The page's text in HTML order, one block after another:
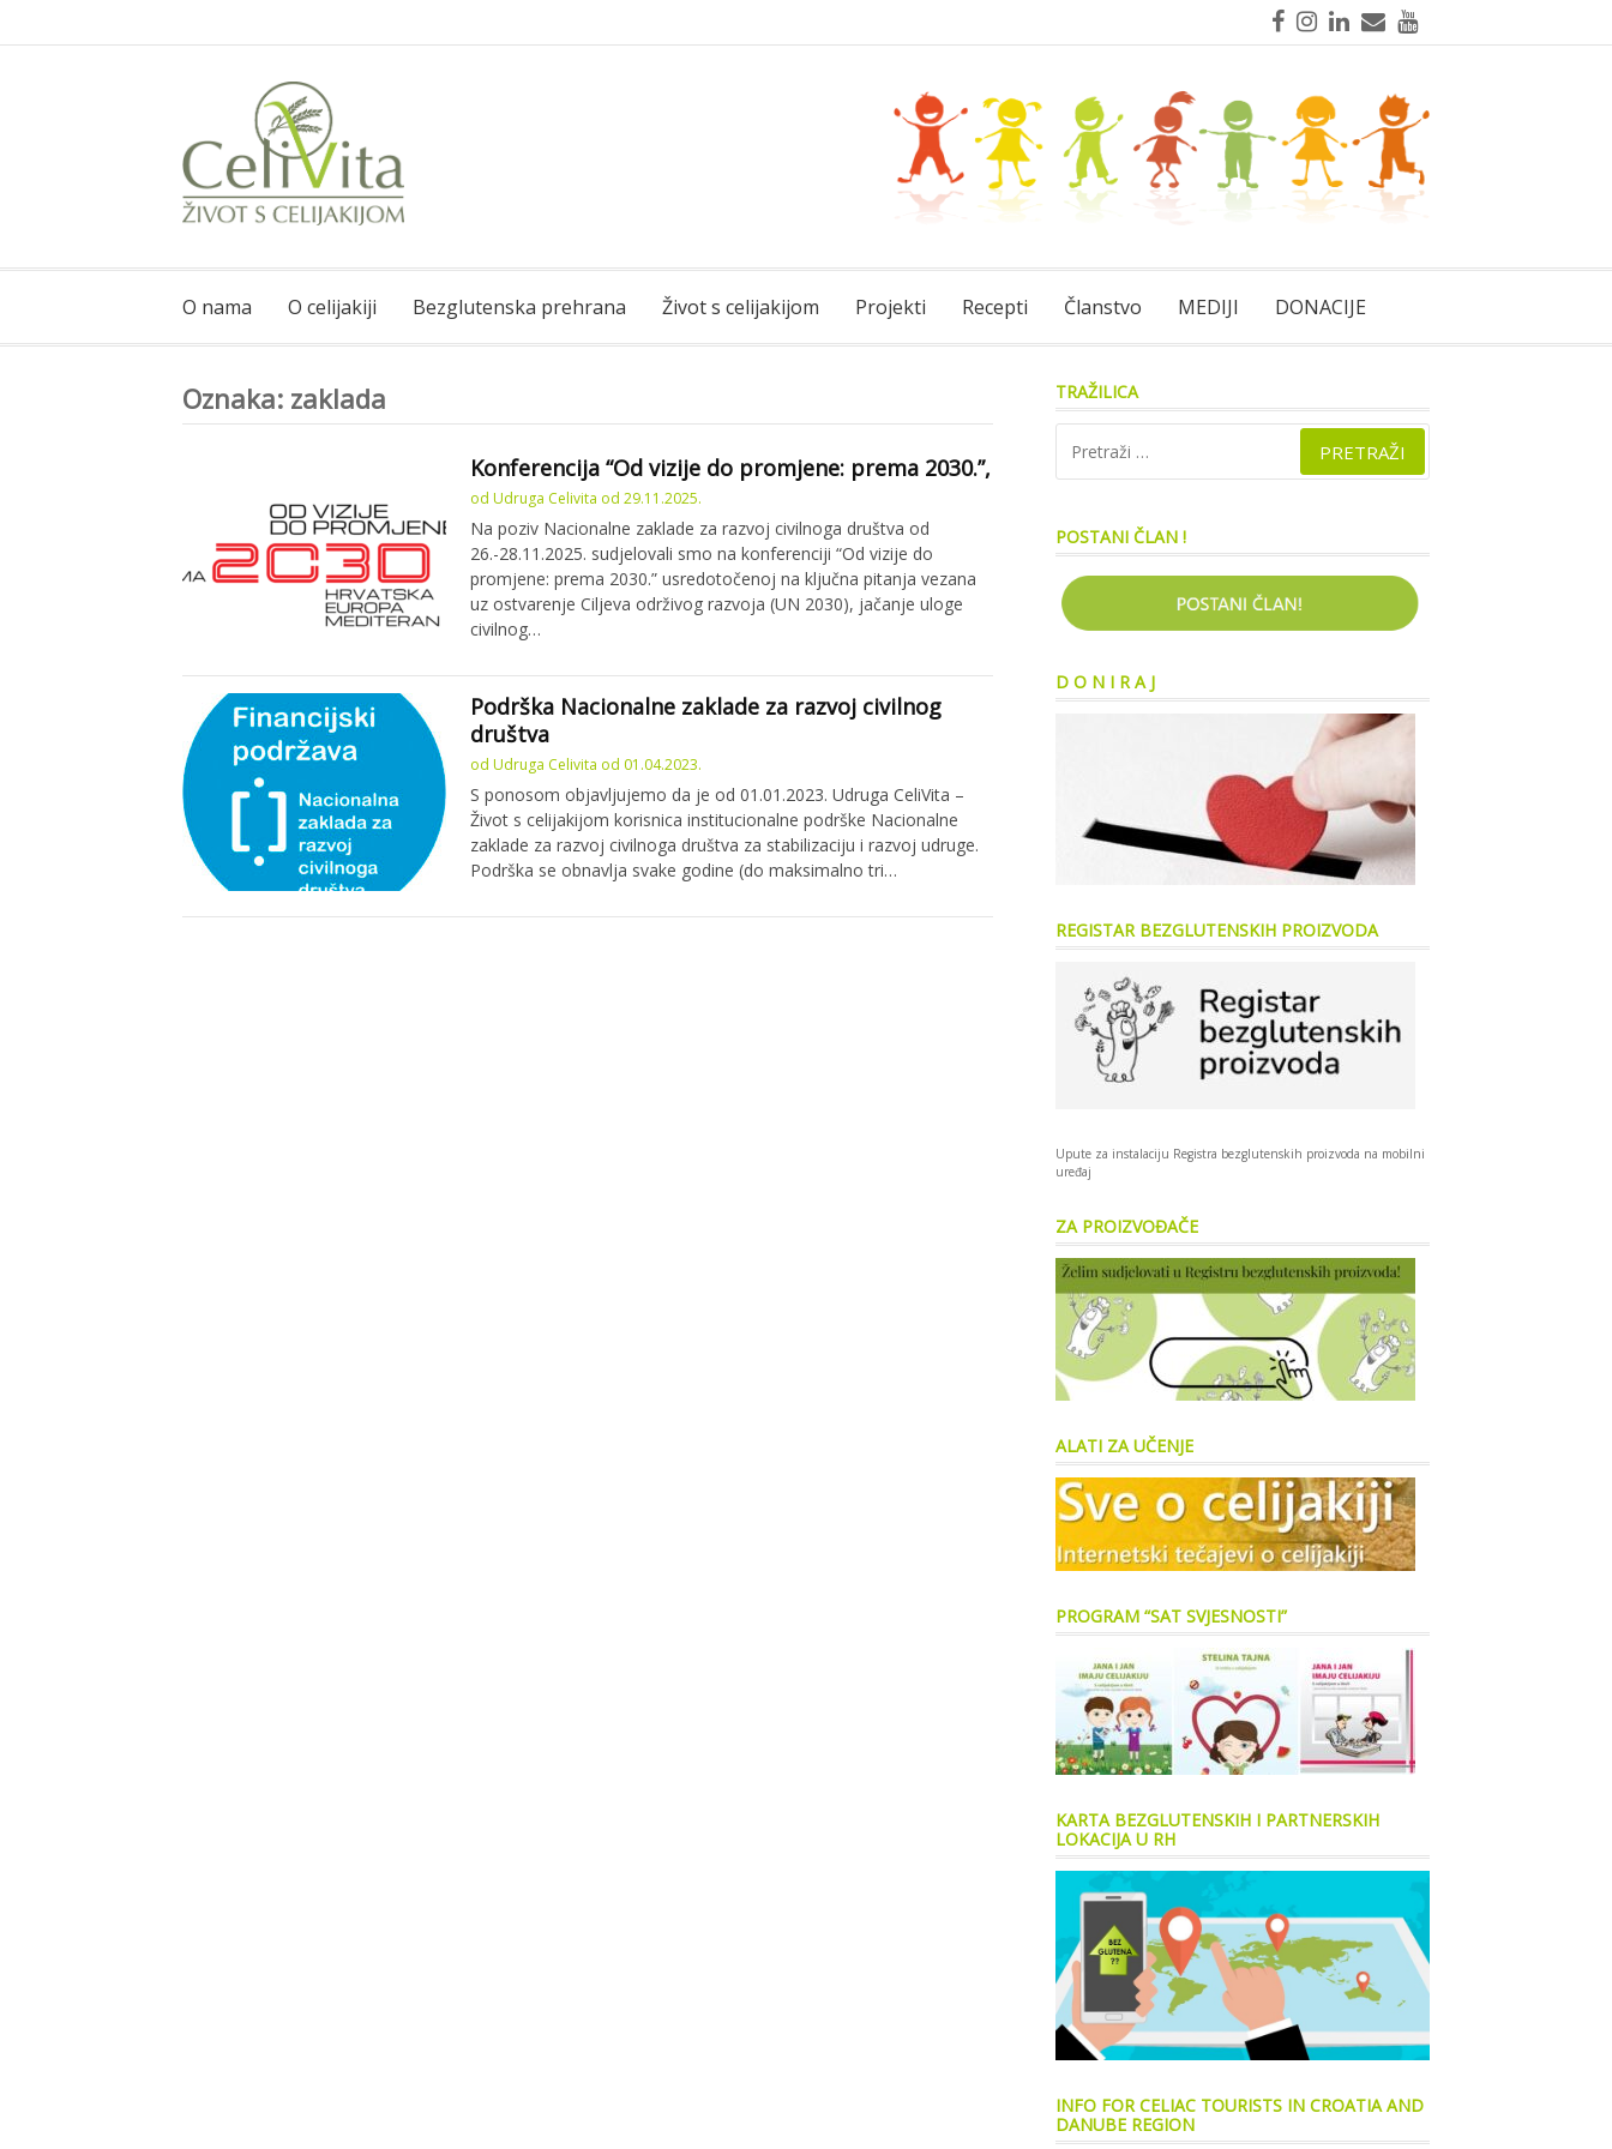
FacebookInstagram
LinkedIn
MailYouTube
O nama O celijakiji Bezglutenska prehrana Život s celijakijom Projekti Recepti Članstvo MEDIJI DONACIJE
Oznaka: zaklada
Konferencija “Od vizije do promjene: prema 2030.”,
od Udruga Celivita od 29.11.2025.
Na poziv Nacionalne zaklade za razvoj civilnoga društva od
26.-28.11.2025. sudjelovali smo na konferenciji “Od vizije do
promjene: prema 2030.” usredotočenoj na ključna pitanja vezana
uz ostvarenje Ciljeva održivog razvoja (UN 2030), jačanje uloge
civilnog…
Podrška Nacionalne zaklade za razvoj civilnog
društva
od Udruga Celivita od 01.04.2023.
S ponosom objavljujemo da je od 01.01.2023. Udruga CeliVita –
Život s celijakijom korisnica institucionalne podrške Nacionalne
zaklade za razvoj civilnoga društva za stabilizaciju i razvoj udruge.
Podrška se obnavlja svake godine (do maksimalno tri…
TRAŽILICA
POSTANI ČLAN !
D O N I R A J
REGISTAR BEZGLUTENSKIH PROIZVODA
Upute za instalaciju Registra bezglutenskih proizvoda na mobilni
uređaj
ZA PROIZVOĐAČE
ALATI ZA UČENJE
PROGRAM “SAT SVJESNOSTI”
KARTA BEZGLUTENSKIH I PARTNERSKIH
LOKACIJA U RH
INFO FOR CELIAC TOURISTS IN CROATIA AND
DANUBE REGION